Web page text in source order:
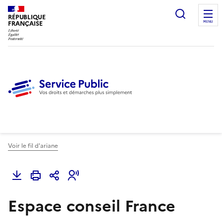
RÉPUBLIQUE
FRANÇAISE
Ouvrir
MENU
Voir le fil d'ariane
Espace conseil France